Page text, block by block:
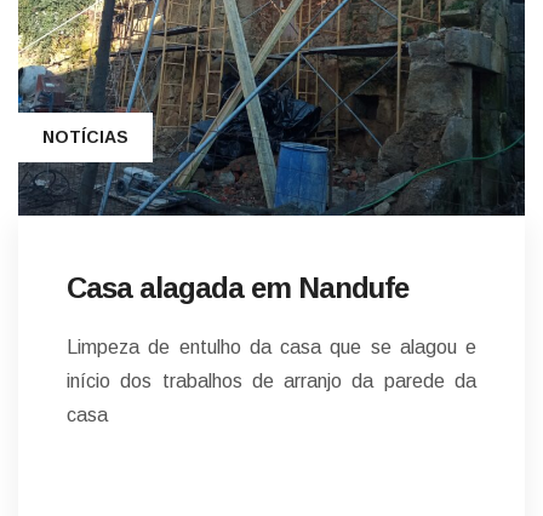
NOTÍCIAS
Casa alagada em Nandufe
Limpeza de entulho da casa que se alagou e
início dos trabalhos de arranjo da parede da
casa